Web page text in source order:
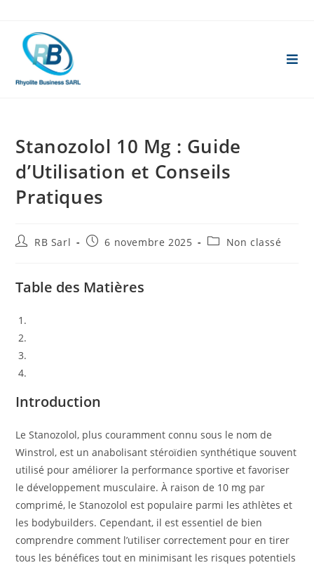
content
Stanozolol 10 Mg : Guide
d’Utilisation et Conseils
Pratiques
Auteur/autrice
publication :
RB Sarl
Publication
6 novembre 2025
PostNon classé
Table des Matières
Introduction
Le Stanozolol, plus couramment connu sous le nom de
Winstrol, est un anabolisant stéroïdien synthétique souvent
utilisé pour améliorer la performance sportive et favoriser
le développement musculaire. À raison de 10 mg par
comprimé, le Stanozolol est populaire parmi les athlètes et
les bodybuilders. Cependant, il est essentiel de bien
comprendre comment l’utiliser correctement pour en tirer
tous les bénéfices tout en minimisant les risques potentiels